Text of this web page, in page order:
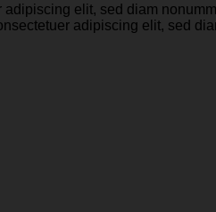
adipiscing elit, sed diam
adipiscing elit, sed